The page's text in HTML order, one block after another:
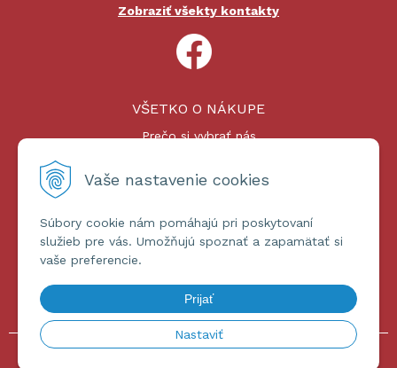
Vaše nastavenie cookies
Súbory cookie nám pomáhajú pri poskytovaní
služieb pre vás. Umožňujú spoznať a zapamätať si
vaše preferencie.
Prijať
Nastaviť
Zobraziť všekty kontakty
VŠETKO O NÁKUPE
Prečo si vybrať nás
Platby a doprava
ĎALŠIE INFORMÁCIE
Obchodné podmienky
Ochrana osobných údajov
© 2026 omniashop.sk •tvorba eshopu cez UNIobchod,webhosting